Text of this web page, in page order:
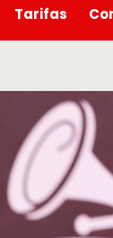
Tarifas